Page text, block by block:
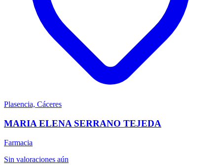
Plasencia, Cáceres
MARIA ELENA SERRANO TEJEDA
Farmacia
Sin valoraciones aún